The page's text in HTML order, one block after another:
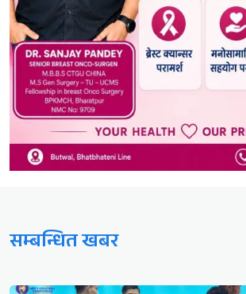
सम्बन्धित खबर